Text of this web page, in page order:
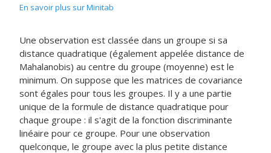
En savoir plus sur Minitab
Une observation est classée dans un groupe si sa
distance quadratique (également appelée distance de
Mahalanobis) au centre du groupe (moyenne) est le
minimum. On suppose que les matrices de covariance
sont égales pour tous les groupes. Il y a une partie
unique de la formule de distance quadratique pour
chaque groupe : il s'agit de la fonction discriminante
linéaire pour ce groupe. Pour une observation
quelconque, le groupe avec la plus petite distance